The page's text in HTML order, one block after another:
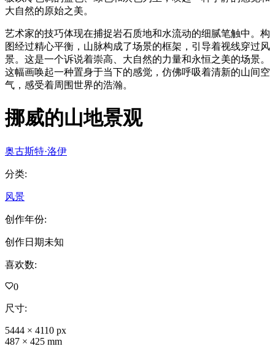
大自然的原始之美。
艺术家的技巧体现在捕捉岩石质地和水流动的细腻笔触中。构
图经过精心平衡，山脉构成了场景的框架，引导着视线穿过风
景。这是一个诉说着崇高、大自然的力量和永恒之美的场景。
这幅画唤起一种置身于当下的感觉，仿佛呼吸着清新的山间空
气，感受着周围世界的浩瀚。
挪威的山地景观
奥古斯特·洛伊
分类:
风景
创作年份:
创作日期未知
喜欢数:
0
尺寸:
5444 × 4110 px
487 × 425 mm